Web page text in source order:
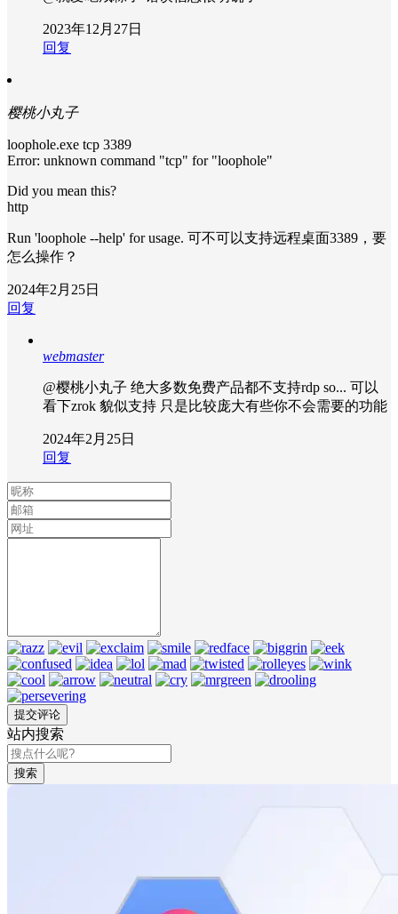
2023年12月27日
回复
樱桃小丸子
loophole.exe tcp 3389
Error: unknown command "tcp" for "loophole"
Did you mean this?
http
Run 'loophole --help' for usage. 可不可以支持远程桌面3389，要
怎么操作？
2024年2月25日
回复
webmaster
@樱桃小丸子 绝大多数免费产品都不支持rdp so... 可以
看下zrok 貌似支持 只是比较庞大有些你不会需要的功能
2024年2月25日
回复
站内搜索
搜索